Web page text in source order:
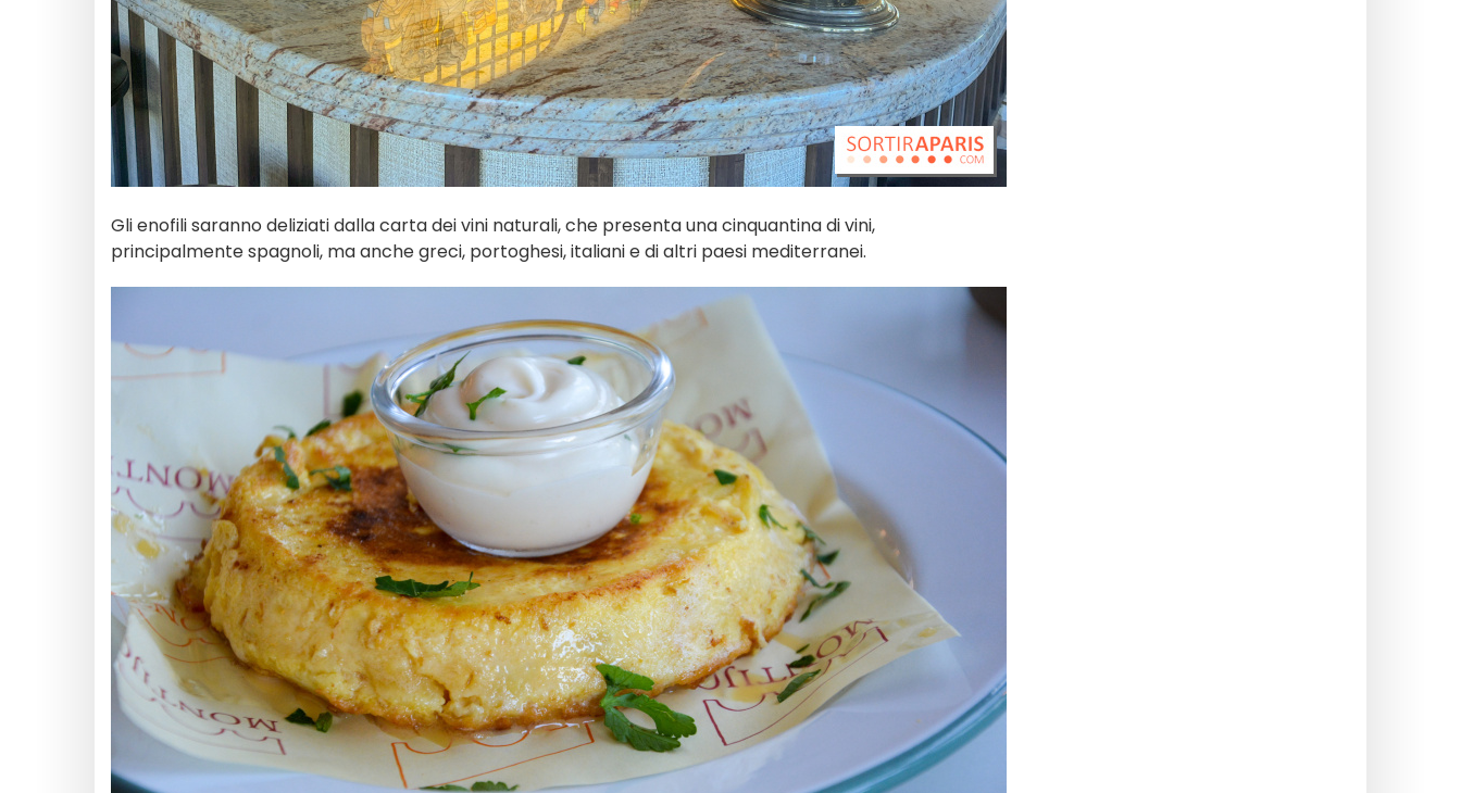
Gli enofili saranno deliziati dalla carta dei vini naturali, che presenta una cinquantina di vini,
principalmente spagnoli, ma anche greci, portoghesi, italiani e di altri paesi mediterranei.